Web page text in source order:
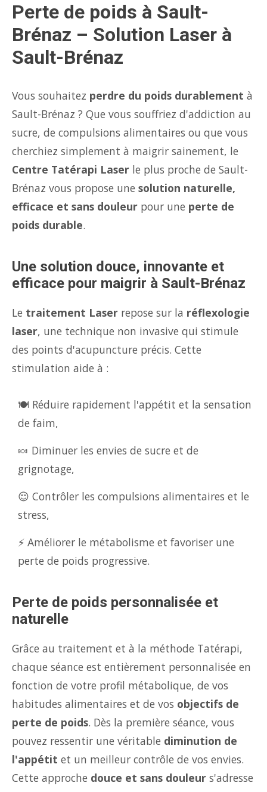
Perte de poids à Sault-
Brénaz – Solution Laser à
Sault-Brénaz
Vous souhaitez perdre du poids durablement à
Sault-Brénaz ? Que vous souffriez d'addiction au
sucre, de compulsions alimentaires ou que vous
cherchiez simplement à maigrir sainement, le
Centre Tatérapi Laser le plus proche de Sault-
Brénaz vous propose une solution naturelle,
efficace et sans douleur pour une perte de
poids durable.
Une solution douce, innovante et
efficace pour maigrir à Sault-Brénaz
Le traitement Laser repose sur la réflexologie
laser, une technique non invasive qui stimule
des points d'acupuncture précis. Cette
stimulation aide à :
🍽️ Réduire rapidement l'appétit et la sensation
de faim,
🍬 Diminuer les envies de sucre et de
grignotage,
😌 Contrôler les compulsions alimentaires et le
stress,
⚡ Améliorer le métabolisme et favoriser une
perte de poids progressive.
Perte de poids personnalisée et
naturelle
Grâce au traitement et à la méthode Tatérapi,
chaque séance est entièrement personnalisée en
fonction de votre profil métabolique, de vos
habitudes alimentaires et de vos objectifs de
perte de poids. Dès la première séance, vous
pouvez ressentir une véritable diminution de
l'appétit et un meilleur contrôle de vos envies.
Cette approche douce et sans douleur s'adresse